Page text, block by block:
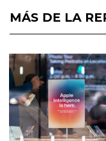
MÁS DE LA